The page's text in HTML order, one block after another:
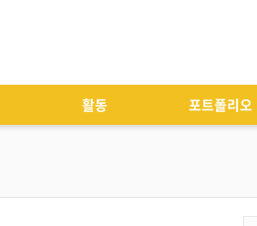
활동 포트폴리오